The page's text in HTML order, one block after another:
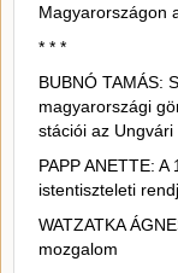
Magyarországon
* * *
BUBNÓ TAMÁS:
magyarországi
stációi az
PAPP ANETTE:
istentiszteleti
WATZATKA
mozgalom